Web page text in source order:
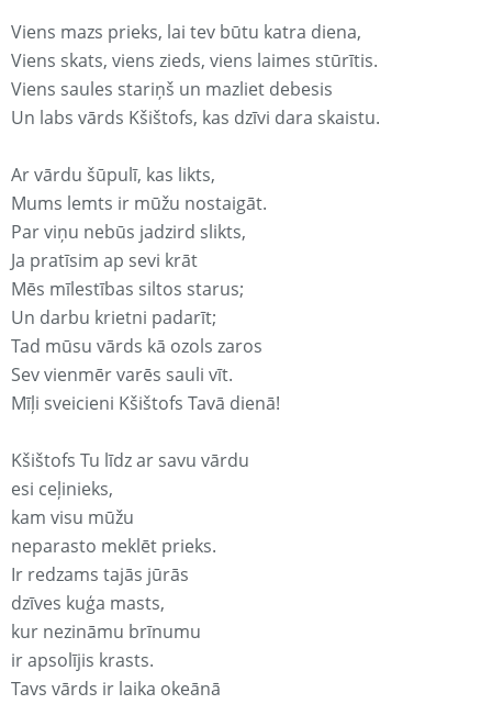
Viens mazs prieks, lai tev būtu katra diena,
Viens skats, viens zieds, viens laimes stūrītis.
Viens saules stariņš un mazliet debesis
Un labs vārds Kšištofs, kas dzīvi dara skaistu.
Ar vārdu šūpulī, kas likts,
Mums lemts ir mūžu nostaigāt.
Par viņu nebūs jadzird slikts,
Ja pratīsim ap sevi krāt
Mēs mīlestības siltos starus;
Un darbu krietni padarīt;
Tad mūsu vārds kā ozols zaros
Sev vienmēr varēs sauli vīt.
Mīļi sveicieni Kšištofs Tavā dienā!
Kšištofs Tu līdz ar savu vārdu
esi ceļinieks,
kam visu mūžu
neparasto meklēt prieks.
Ir redzams tajās jūrās
dzīves kuģa masts,
kur nezināmu brīnumu
ir apsolījis krasts.
Tavs vārds ir laika okeānā